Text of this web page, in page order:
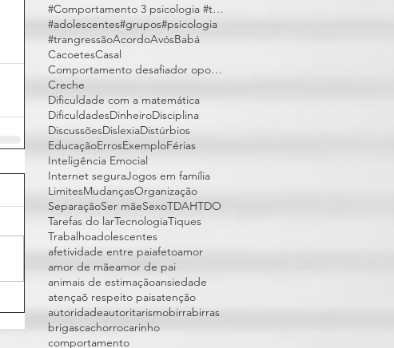
#Comportamento 3 psicologia #trangressões
#adolescentes#grupos#psicologia
#trangressãoAcordoAvósBabá
CacoetesCasal
Comportamento desafiador opositivo
Creche
Dificuldade com a matemática
DificuldadesDinheiroDisciplina
DiscussõesDislexiaDistúrbios
EducaçãoErrosExemploFérias
Inteligência Emocial
Internet seguraJogos em família
LimitesMudançasOrganização
SeparaçãoSer mãeSexoTDAHTDO
Tarefas do larTecnologiaTiques
Trabalhoadolescentes
afetividade entre paiafetoamor
amor de mãeamor de pai
animais de estimaçãoansiedade
atençaõ respeito paisatenção
autoridadeautoritarismobirrabirras
brigascachorrocarinho
comportamento